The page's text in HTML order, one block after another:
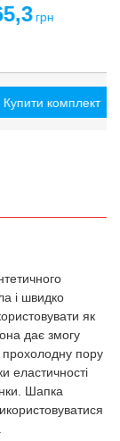
грн
комплект
і швидко
як
дає змогу
прохолодну пору
еластичності
Шапка